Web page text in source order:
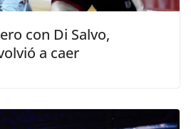
con Di Salvo,
a caer